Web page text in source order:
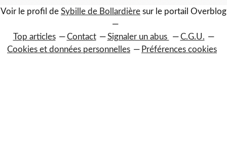
Voir le profil de Sybille de Bollardière sur le portail Overblog
Top articles Contact Signaler un abus
C.G.U.
Cookies et données personnelles
Préférences cookies